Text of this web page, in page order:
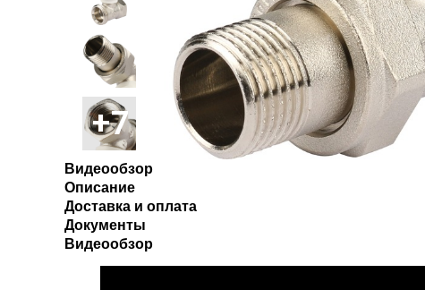
Видеообзор
Описание
Доставка и оплата
Документы
Видеообзор